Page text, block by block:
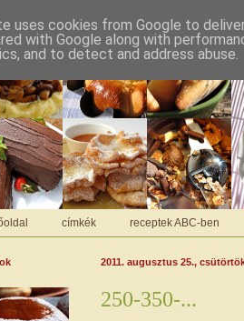
címkék receptek ABC-ben
2011. augusztus 25.,
250-350-...
uses cookies from Google to
with Google along with
and to detect and address abuse.